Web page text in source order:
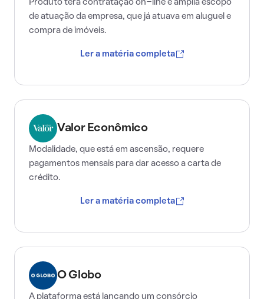
Produto terá contratação on-line e amplia escopo
de atuação da empresa, que já atuava em aluguel e
compra de imóveis.
Ler a matéria completa
Valor Econômico
Modalidade, que está em ascensão, requere
pagamentos mensais para dar acesso a carta de
crédito.
Ler a matéria completa
O Globo
A plataforma está lançando um consórcio